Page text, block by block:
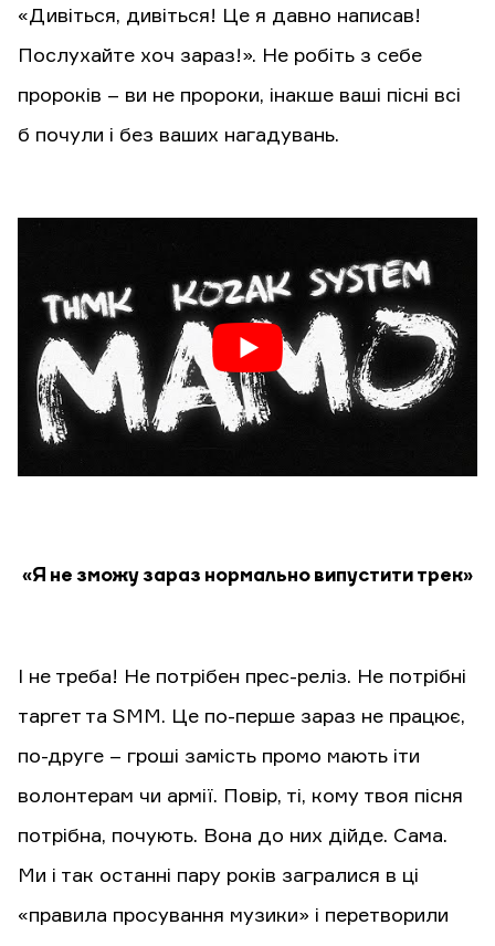
«Дивіться, дивіться! Це я давно написав!
Послухайте хоч зараз!». Не робіть з себе
пророків – ви не пророки, інакше ваші пісні всі
б почули і без ваших нагадувань.
«Я не зможу зараз нормально випустити трек»
І не треба! Не потрібен прес-реліз. Не потрібні
таргет та SMM. Це по-перше зараз не працює,
по-друге – гроші замість промо мають іти
волонтерам чи армії. Повір, ті, кому твоя пісня
потрібна, почують. Вона до них дійде. Сама.
Ми і так останні пару років загралися в ці
«правила просування музики» і перетворили